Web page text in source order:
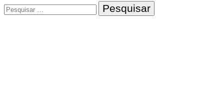
Pesquisar
por: